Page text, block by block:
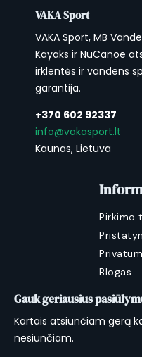
VAKA Sport
VAKA Sport, MB
Kayaks ir NuCanoe
irklentės ir vandens
garantija.
+370 602 92337
info@vakasport.lt
Kaunas, Lietuva
Pirkimo
Blogas
Gauk geriausius
Kartais atsiunčiam gerą
nesiunčiam.